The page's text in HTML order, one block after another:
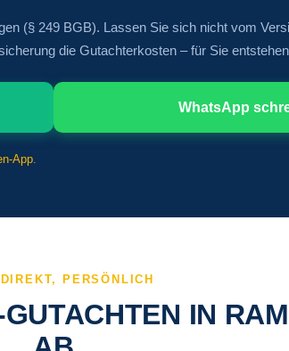
(§ 249 BGB). Lassen Sie sich nicht vom
die Gutachterkosten – für Sie
WhatsApp
App.
PERSÖNLICH
IN